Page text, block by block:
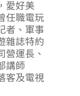
愛好美
任職電玩
者、軍事
雜誌特約
營運長、
講師
客及電視